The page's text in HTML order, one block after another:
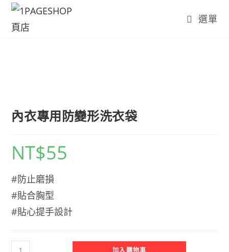
Skip
content
選單
內衣專用防變形洗衣袋
NT$55
#防止磨損
#貼合胸型
#貼心提手設計
加入購物車